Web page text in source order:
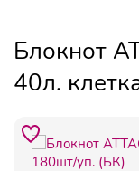
Блокнот
40л.